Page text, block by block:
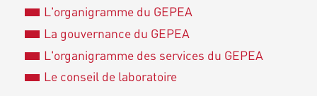
L'organigramme du GEPEA
La gouvernance du GEPEA
L'organigramme des services du GEPEA
Le conseil de laboratoire